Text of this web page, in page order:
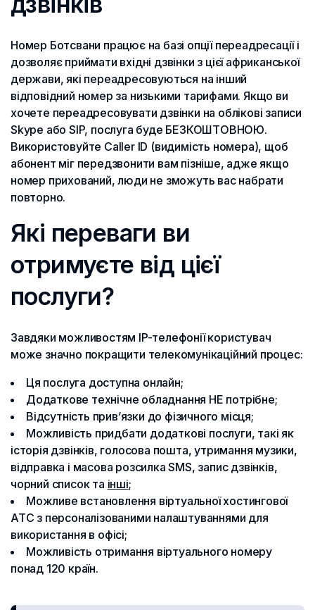
Номер Ботсвани працює на базі опції переадресації і
дозволяє приймати вхідні дзвінки з цієї африканської
держави, які переадресовуються на інший
відповідний номер за низькими тарифами. Якщо ви
хочете переадресовувати дзвінки на облікові записи
Skype або SIP, послуга буде БЕЗКОШТОВНОЮ.
Використовуйте Caller ID (видимість номера), щоб
абонент міг передзвонити вам пізніше, адже якщо
номер прихований, люди не зможуть вас набрати
повторно.
Які переваги ви
отримуєте від цієї
послуги?
Завдяки можливостям IP-телефонії користувач
може значно покращити телекомунікаційний процес:
Ця послуга доступна онлайн;
Додаткове технічне обладнання НЕ потрібне;
Відсутність прив’язки до фізичного місця;
Можливість придбати додаткові послуги, такі як
історія дзвінків, голосова пошта, утримання музики,
відправка і масова розсилка SMS, запис дзвінків,
чорний список та інші;
Можливе встановлення віртуальної хостингової
АТС з персоналізованими налаштуваннями для
використання в офісі;
Можливість отримання віртуального номеру
понад 120 країн.